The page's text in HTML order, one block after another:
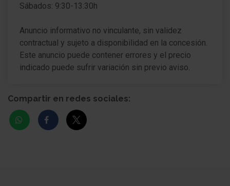
Sábados: 9:30-13:30h
Anuncio informativo no vinculante, sin validez
contractual y sujeto a disponibilidad en la concesión.
Este anuncio puede contener errores y el precio
indicado puede sufrir variación sin previo aviso.
Compartir en redes sociales: